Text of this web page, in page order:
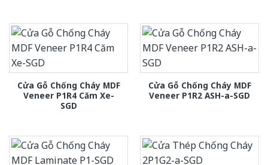
Cửa Gỗ Chống Cháy MDF
Veneer P1R4 Căm Xe-
SGD
Cửa Gỗ Chống Cháy MDF
Veneer P1R2 ASH-a-SGD